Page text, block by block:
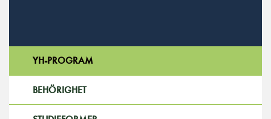
YH-PROGRAM
BEHÖRIGHET